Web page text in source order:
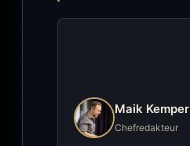
Maik Kemper
Chefredakteur